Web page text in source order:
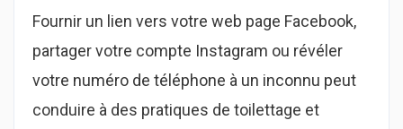
Fournir un lien vers votre web page Facebook,
partager votre compte Instagram ou révéler
votre numéro de téléphone à un inconnu peut
conduire à des pratiques de toilettage et